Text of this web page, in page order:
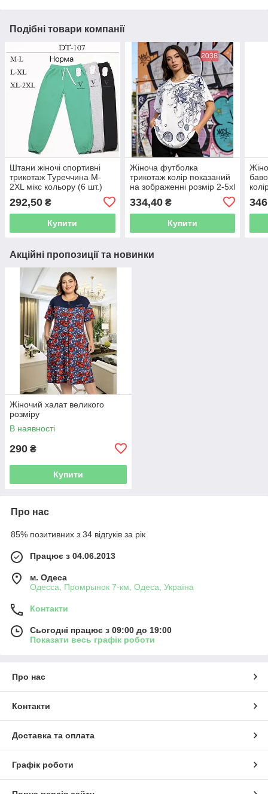
Подібні товари компанії
Штани жіночі спортивні
трикотаж Туреччина M-
2XL мікс кольору (6 шт.)
292,50 ₴
Купити
Жіноча футболка
трикотаж колір показаний
на зображенні розмір 2-5xl
334,40₴
Купити
8 шт.
Акційні пропозиції та новинки
Жіночий халат великого
розміру
В наявності
290 ₴
Купити
Про нас
85% позитивних з 34 відгуків за рік
Працює з 04.06.2013
м. Одеса
Одесса, Промрынок 7-км, Одеса, Україна
Контакти
Сьогодні працює з 09:00 до 19:00
Показати весь графік роботи
Про нас
Контакти
Доставка та оплата
Графік роботи